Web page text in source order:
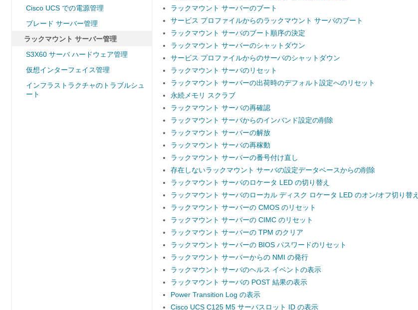
Cisco UCS での電源管理
ブレード サーバー管理
ラックマウント サーバー管理
S3X60 サーバ ハードウェア管理
仮想インターフェイス管理
インフラストラクチャのトラブルシュ
ート
ラックマウント サーバーのブート
サービス プロファイルからのラックマウント サーバのブート
ラックマウント サーバのブート順序の決定
ラックマウント サーバーのシャットダウン
サービス プロファイルからのサーバのシャットダウン
ラックマウント サーバのリセット
ラックマウント サーバーの出荷時のデフォルト設定へのリセット
永続メモリ スクラブ
ラックマウント サーバの再確認
ラックマウント サーバからのインバンド設定の削除
ラックマウント サーバーの解放
ラックマウント サーバの再稼動
ラックマウント サーバーの番号付け直し
存在しないラックマウント サーバの設定データベースからの削除
ラックマウント サーバのロケータ LED の切り替え
ラックマウント サーバのローカル ディスク ロケータ LED のオン/オフ切り替え
ラックマウント サーバーの CMOS のリセット
ラックマウント サーバーの CIMC のリセット
ラックマウント サーバーの TPM のクリア
ラックマウント サーバーの BIOS パスワードのリセット
ラックマウント サーバーからの NMI の発行
ラックマウント サーバのヘルス イベントの表示
ラックマウント サーバの POST 結果の表示
Power Transition Log の表示
Cisco UCS C125 M5 サーバスロット ID の表示